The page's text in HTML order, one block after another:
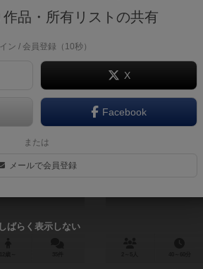
旅路
7.4
フォレス
作品・所有リストの共有
ン / 会員登録（10秒）
X
Facebook
または
メールで会員登録
しばらく表示しない